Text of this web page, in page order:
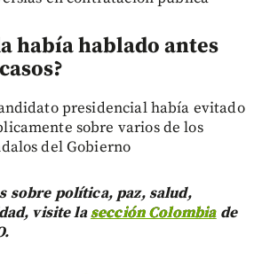
había hablado antes
presidencial había evitado
sobre varios de los
del Gobierno
sobre política, paz, salud,
visite lasección Colombiade